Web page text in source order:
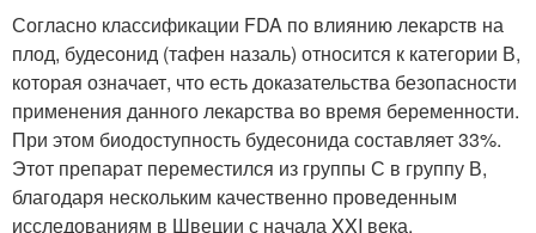
Согласно классификации FDA по влиянию лекарств на
плод, будесонид (тафен назаль) относится к категории В,
которая означает, что есть доказательства безопасности
применения данного лекарства во время беременности.
При этом биодоступность будесонида составляет 33%.
Этот препарат переместился из группы С в группу В,
благодаря нескольким качественно проведенным
исследованиям в Швеции с начала XXI века,